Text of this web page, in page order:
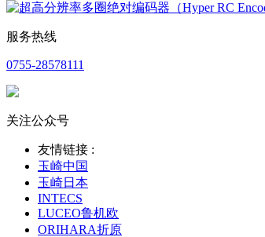
服务热线
0755-28578111
关注公众号
友情链接 :
玉崎中国
玉崎日本
INTECS
LUCEO鲁机欧
ORIHARA折原